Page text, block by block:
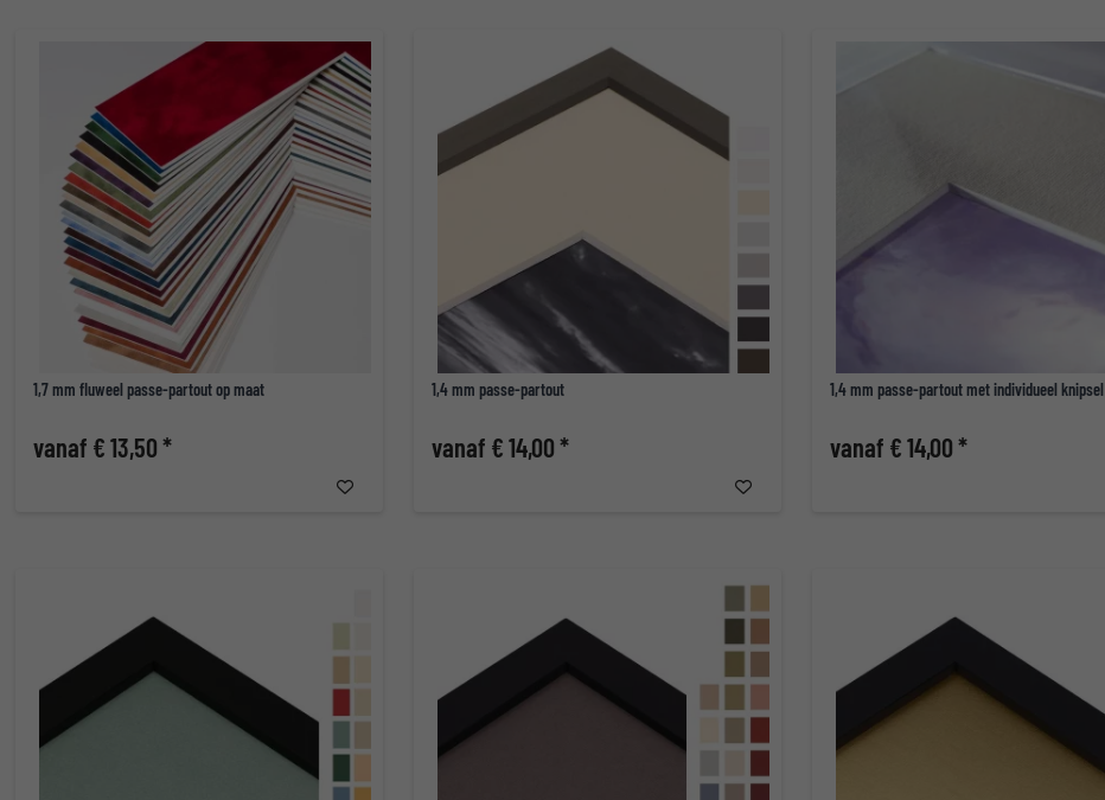
1,7 mm fluweel passe-partout op maat
vanaf € 13,50 *
1,4 mm passe-partout
vanaf € 14,00 *
1,4 mm passe-partout met individueel knipsel
vanaf € 14,00 *